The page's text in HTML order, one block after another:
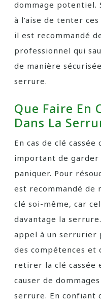
dommage potentiel.
à l’aise de tenter
il est recommandé
professionnel qui
de manière
serrure.
Que Faire En
Dans La
En cas de clé
important de garder
paniquer. Pour
est recommandé de
clé soi-même, car
davantage la
appel à un serrurier
des compétences et
retirer la clé cassée
causer de
serrure. En confiant